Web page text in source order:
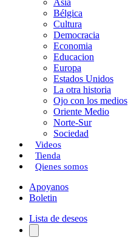
Asia
Bélgica
Cultura
Democracia
Economia
Educacion
Europa
Estados Unidos
La otra historia
Ojo con los medios
Oriente Medio
Norte-Sur
Sociedad
Videos
Tienda
Qienes somos
Apoyanos
Boletin
Lista de deseos